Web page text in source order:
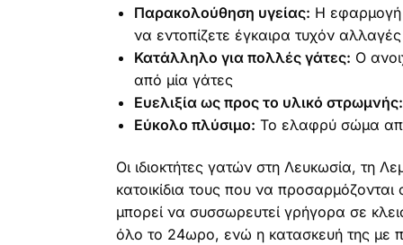
Παρακολούθηση υγείας: Η εφαρμογή
να εντοπίζετε έγκαιρα τυχόν αλλαγές
Κατάλληλο για πολλές γάτες: Ο
από μία γάτες
Ευελιξία ως προς το υλικό στρωμνής:
Εύκολο πλύσιμο: Το ελαφρύ σώμα
Οι ιδιοκτήτες γατών στη Λευκωσία, τη
κατοικίδια τους που να
μπορεί να συσσωρευτεί γρήγορα σε
όλο το 24ωρο, ενώ η κατασκευή της με